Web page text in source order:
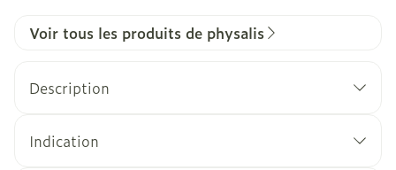
Voir tous les produits de physalis
Description
Indication